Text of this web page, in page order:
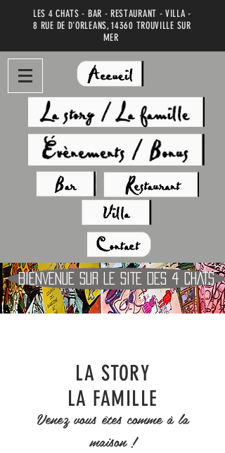
LES 4 CHATS - BAR - RESTAURANT - VILLA -
8 RUE DE D'ORLEANS, 14360 TROUVILLE SUR
MER
BIENVENUE SUR LE SITE DES 4 CHATS
LA STORY
LA FAMILLE
Venez vous êtes comme à la
maison !